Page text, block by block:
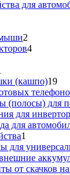
товар
для
2
товара
44
товар(кашпо)1919
(полосы) для
для
для
1
товар
для
от скачков